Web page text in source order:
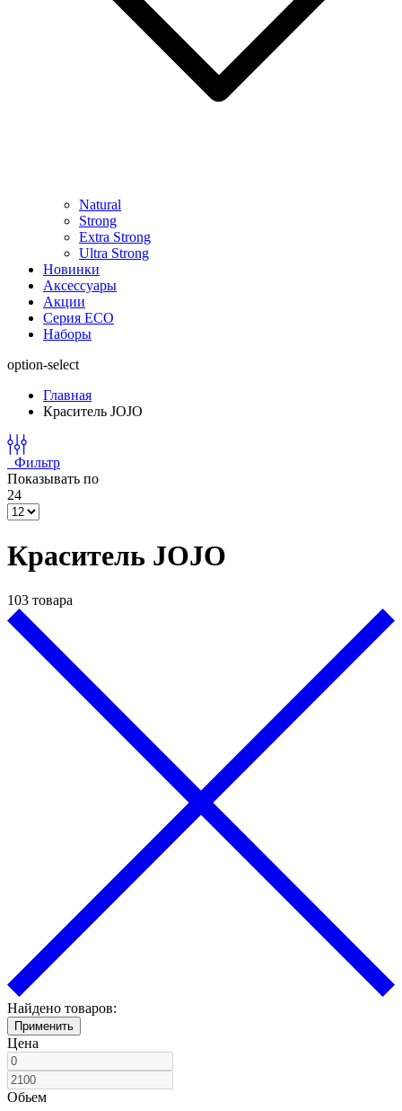
Natural
Strong
Extra Strong
Ultra Strong
Новинки
Аксессуары
Акции
Серия ECO
Наборы
option-select
Главная
Краситель JOJO
Фильтр
Показывать по
24
Краситель JOJO
103 товара
Найдено товаров:
Применить
Цена
Обьем